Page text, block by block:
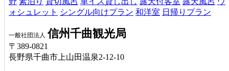
ォシュレット シングル向けプラン 和洋室 日帰りプラン
一般社団法人 信州千曲観光局
〒389-0821
長野県千曲市上山田温泉2-12-10